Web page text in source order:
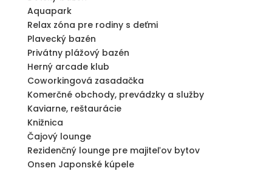
Aquapark
Relax zóna pre rodiny s deťmi
Plavecký bazén
Privátny plážový bazén
Herný arcade klub
Coworkingová zasadačka
Komerčné obchody, prevádzky a služby
Kaviarne, reštaurácie
Knižnica
Čajový lounge
Rezidenčný lounge pre majiteľov bytov
Onsen Japonské kúpele